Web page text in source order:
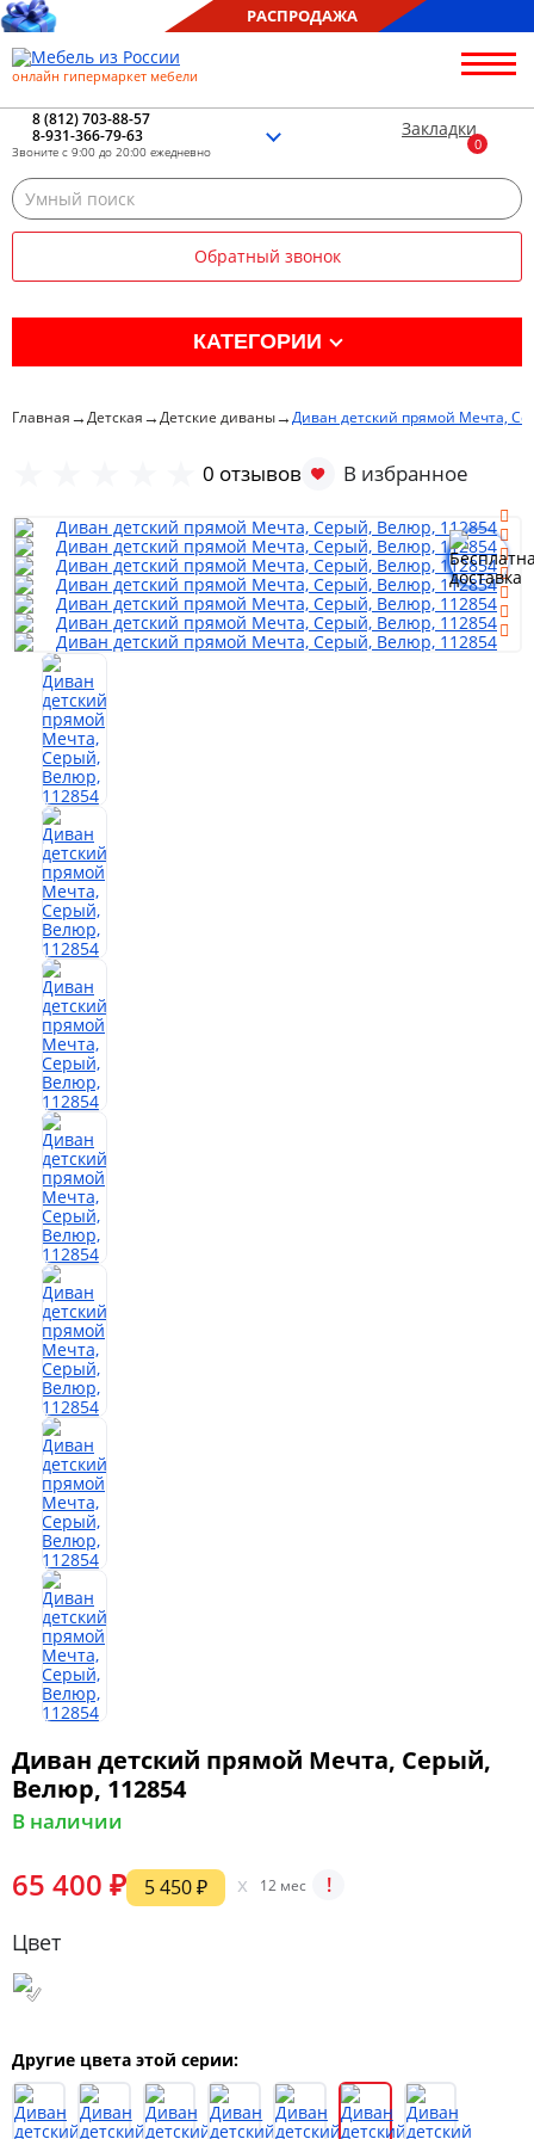
РАСПРОДАЖА
Контакты
Благотворительность
Блог
Сборка
Оплата
Отзывы
Закладки
онлайн гипермаркет мебели
8 (812) 703-88-57
8-931-366-79-63
Звоните с 9:00 до 20:00 ежедневно
Обратный звонок
КАТЕГОРИИ
Кухня
Гостиная
Мягкая мебель
Шкафы
Детская
Офис
Комоды
Главная→Детская→Детские диваны→Диван детский прямой Мечта,
0 отзывов
Диван детский прямой Мечта, Серый,
Велюр, 112854
В наличии
65 400 ₽ 5 450 ₽ x 12 мес !
Цвет
Другие цвета этой серии: